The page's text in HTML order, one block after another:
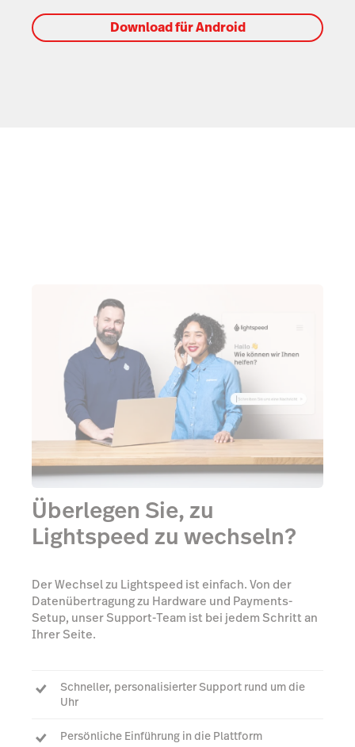
Download für Android
Überlegen Sie, zu
Lightspeed zu wechseln?
Der Wechsel zu Lightspeed ist einfach. Von der
Datenübertragung zu Hardware und Payments-
Setup, unser Support-Team ist bei jedem Schritt an
Ihrer Seite.
Schneller, personalisierter Support rund um die
Uhr
Persönliche Einführung in die Plattform